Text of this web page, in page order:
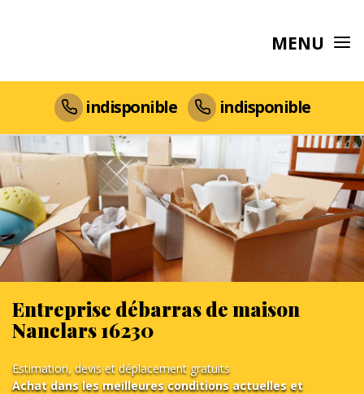
MENU
indisponible indisponible
Entreprise débarras de maison
Nanclars 16230
Estimation, devis et déplacement gratuits
Achat dans les meilleures conditions actuelles et